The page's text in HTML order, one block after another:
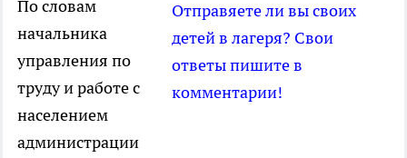
Отправяете ли вы своих
детей в лагеря? Свои
ответы пишите в
комментарии!
По словам
начальника
управления по
труду и работе с
населением
администрации